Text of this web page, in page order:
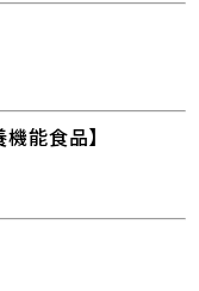
能食品】